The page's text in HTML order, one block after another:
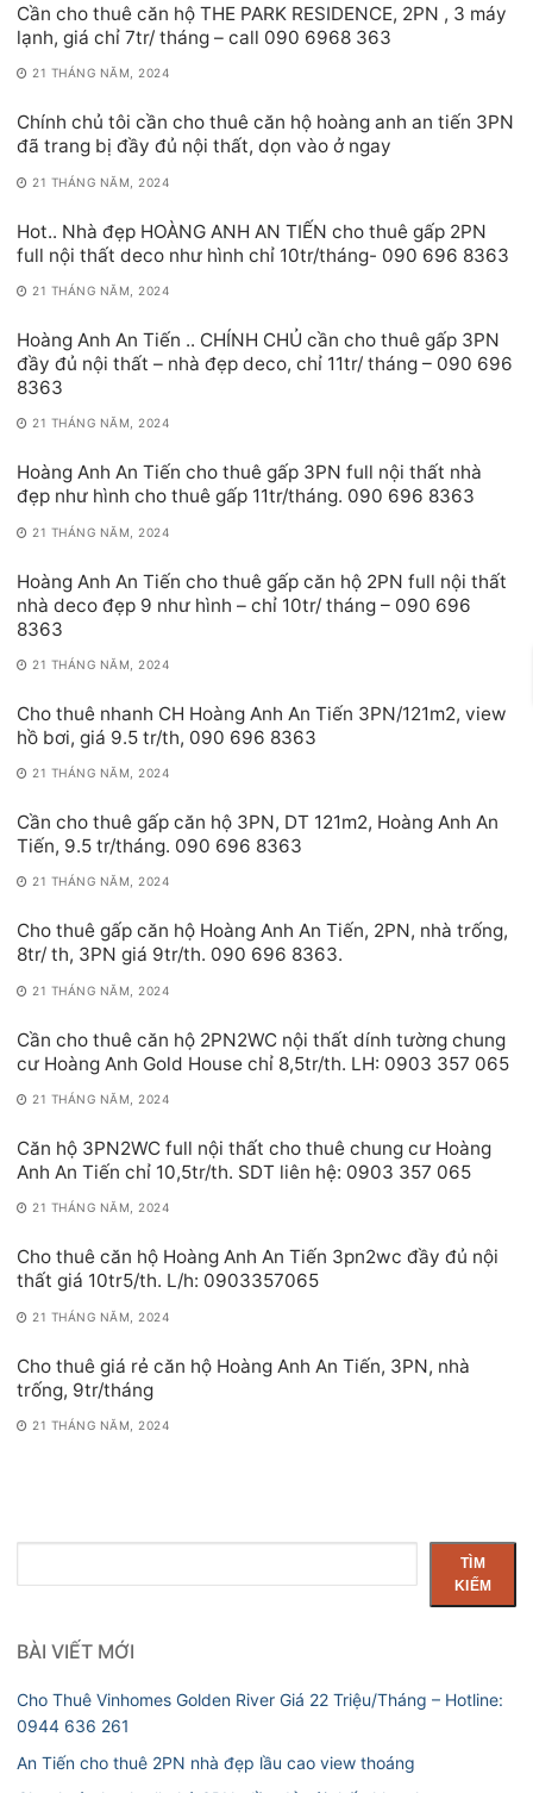
Cần cho thuê căn hộ THE PARK RESIDENCE, 2PN , 3 máy
lạnh, giá chỉ 7tr/ tháng – call 090 6968 363
21 THÁNG NĂM, 2024
Chính chủ tôi cần cho thuê căn hộ hoàng anh an tiến 3PN
đã trang bị đầy đủ nội thất, dọn vào ở ngay
21 THÁNG NĂM, 2024
Hot.. Nhà đẹp HOÀNG ANH AN TIẾN cho thuê gấp 2PN
full nội thất deco như hình chỉ 10tr/tháng- 090 696 8363
21 THÁNG NĂM, 2024
Hoàng Anh An Tiến .. CHÍNH CHỦ cần cho thuê gấp 3PN
đầy đủ nội thất – nhà đẹp deco, chỉ 11tr/ tháng – 090 696
8363
21 THÁNG NĂM, 2024
Hoàng Anh An Tiến cho thuê gấp 3PN full nội thất nhà
đẹp như hình cho thuê gấp 11tr/tháng. 090 696 8363
21 THÁNG NĂM, 2024
Hoàng Anh An Tiến cho thuê gấp căn hộ 2PN full nội thất
nhà deco đẹp 9 như hình – chỉ 10tr/ tháng – 090 696
8363
21 THÁNG NĂM, 2024
Cho thuê nhanh CH Hoàng Anh An Tiến 3PN/121m2, view
hồ bơi, giá 9.5 tr/th, 090 696 8363
21 THÁNG NĂM, 2024
Cần cho thuê gấp căn hộ 3PN, DT 121m2, Hoàng Anh An
Tiến, 9.5 tr/tháng. 090 696 8363
21 THÁNG NĂM, 2024
Cho thuê gấp căn hộ Hoàng Anh An Tiến, 2PN, nhà trống,
8tr/ th, 3PN giá 9tr/th. 090 696 8363.
21 THÁNG NĂM, 2024
Cần cho thuê căn hộ 2PN2WC nội thất dính tường chung
cư Hoàng Anh Gold House chỉ 8,5tr/th. LH: 0903 357 065
21 THÁNG NĂM, 2024
Căn hộ 3PN2WC full nội thất cho thuê chung cư Hoàng
Anh An Tiến chỉ 10,5tr/th. SDT liên hệ: 0903 357 065
21 THÁNG NĂM, 2024
Cho thuê căn hộ Hoàng Anh An Tiến 3pn2wc đầy đủ nội
thất giá 10tr5/th. L/h: 0903357065
21 THÁNG NĂM, 2024
Cho thuê giá rẻ căn hộ Hoàng Anh An Tiến, 3PN, nhà
trống, 9tr/tháng
21 THÁNG NĂM, 2024
kiếm
TÌM
KIẾM
BÀI VIẾT MỚI
Cho Thuê Vinhomes Golden River Giá 22 Triệu/Tháng – Hotline:
0944 636 261
An Tiến cho thuê 2PN nhà đẹp lầu cao view thoáng